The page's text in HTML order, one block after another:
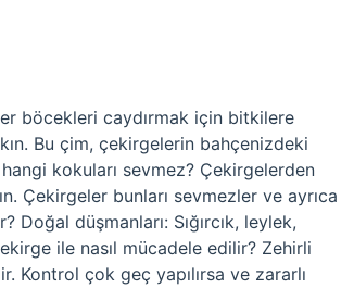
böcekleri caydırmak için bitkilere
Bu çim, çekirgelerin bahçenizdeki
kokuları sevmez? Çekirgelerden
Çekirgeler bunları sevmezler ve ayrıca
düşmanları: Sığırcık, leylek,
ile nasıl mücadele edilir? Zehirli
çok geç yapılırsa ve zararlı